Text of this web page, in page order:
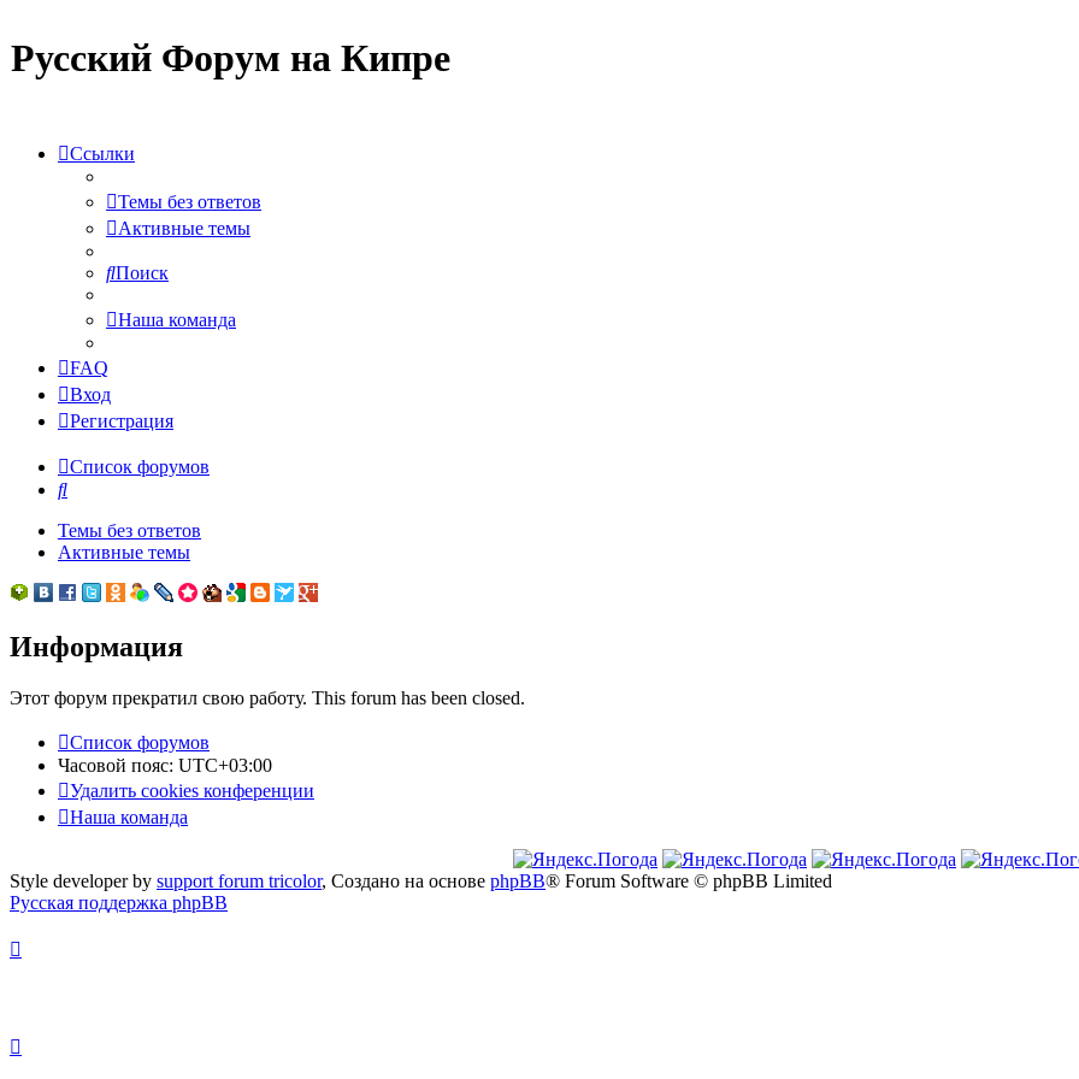
Русский Форум на Кипре
Ссылки
Темы без ответов
Активные темы
Поиск
Наша команда
FAQ
Вход
Регистрация
Список форумов
Поиск
Темы без ответов
Активные темы
Информация
Этот форум прекратил свою работу. This forum has been closed.
Список форумов
Часовой пояс: UTC+03:00
Удалить cookies конференции
Наша команда
Style developer by support forum tricolor, Создано на основе phpBB® Forum Software © phpBB Limited
Русская поддержка phpBB